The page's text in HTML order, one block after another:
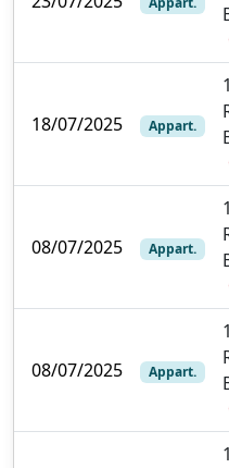
18/07/2025 Appart.
08/07/2025 Appart.
08/07/2025 Appart.